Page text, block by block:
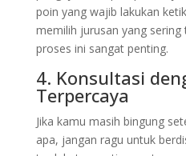
poin yang wajib lakukan
memilih jurusan yang sering
proses ini sangat penting.
4. Konsultasi
Terpercaya
Jika kamu masih bingung
apa, jangan ragu untuk